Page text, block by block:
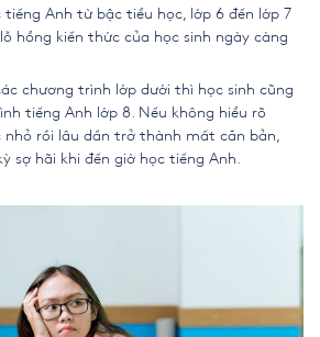
Anh từ bậc tiểu học, lớp 6 đến lớp 7
hổng kiến thức của học sinh ngày càng
chương trình lớp dưới thì học sinh cũng
tiếng Anh lớp 8. Nếu không hiểu rõ
nhỏ rồi lâu dần trở thành mất căn bản,
sợ hãi khi đến giờ học tiếng Anh.